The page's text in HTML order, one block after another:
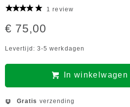
1 review
€ 75,00
Levertijd: 3-5 werkdagen
In winkelwagen
Gratis verzending